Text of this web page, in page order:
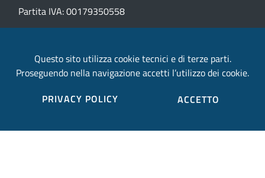
Partita IVA: 00179350558
provincia.terni@postacert.umbria.it
Credits
Sito web realizzato in collaborazione conGruppo
Questo sito utilizza cookie tecnici e di terze parti.
Proseguendo nella navigazione accetti l’utilizzo dei cookie.
PRIVACY POLICY
ACCETTO